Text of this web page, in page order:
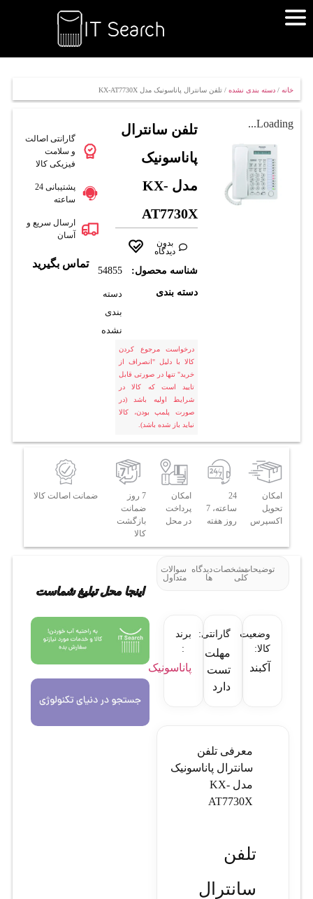
خانه/ دسته بندی نشده/ تلفن سانترال پاناسونیک مدل KX-AT7730X
Loading...
تلفن سانترال
پاناسونیک
مدل KX-
AT7730X
بدون
دیدگاه
شناسه محصول: 54855
دسته بندی
دسته
بندی
نشده
درخواست مرجوع کردن
کالا با دلیل "انصراف از
خرید" تنها در صورتی قابل
تایید است که کالا در
شرایط اولیه باشد (در
صورت پلمپ بودن، کالا
نباید باز شده باشد).
گارانتی اصالت
و سلامت
فیزیکی کالا
پشتیبانی 24
ساعته
ارسال سریع و
آسان
تماس بگیرید
امکان
تحویل
اکسپرس
24
ساعته، 7
روز هفته
امکان
پرداخت
در محل
7 روز
ضمانت
بازگشت
کالا
ضمانت اصالت کالا
توضیحاتمشخصات
کلی
دیدگاه
ها
سوالات
متداول
وضعیت
کالا:
آکبند
گارانتی:
مهلت
تست
دارد
برند
:
پاناسونیک
معرفی تلفن
سانترال پاناسونیک
مدل KX-
AT7730X
تلفن
سانترال
اینجا محل تبلیغ شماست